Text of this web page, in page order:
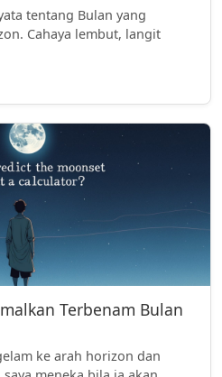
tentang Bulan yang
Cahaya lembut, langit
Terbenam Bulan
ke arah horizon dan